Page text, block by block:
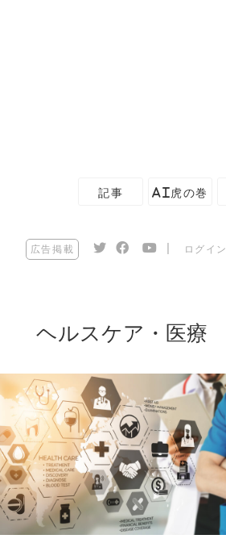
記事 AI虎の巻
広告掲載 ログイン
ヘルスケア・医療